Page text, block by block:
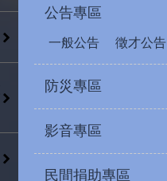
公告專區
一般公告 徵才公告
防災專區
影音專區
民間捐助專區